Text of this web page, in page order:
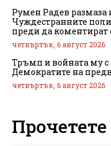
Румен Радев размаза
Чуждестранните
преди да коментират
четвъртък, 6 август 2026
Тръмп и войната му с
Демократите на
четвъртък, 6 август 2026